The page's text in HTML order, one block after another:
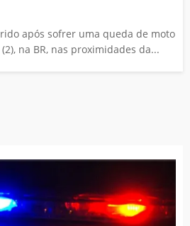
após sofrer uma queda de moto
na BR, nas proximidades da...